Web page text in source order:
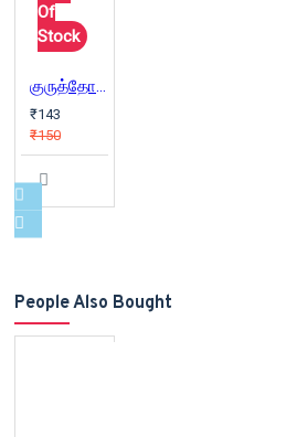
Of
Stock
குருத்தோலை
₹143
₹150
People Also Bought